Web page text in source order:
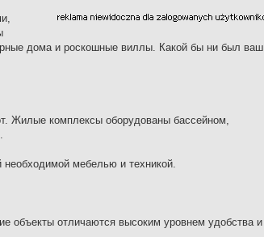
дома и роскошные виллы. Какой бы ни был ваш
Жилые комплексы оборудованы бассейном,
мебелью и техникой.
объекты отличаются высоким уровнем удобства и